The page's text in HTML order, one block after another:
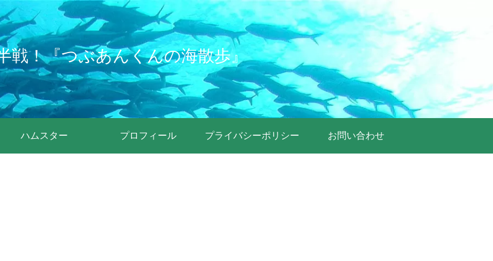
戦！『つぶあんくんの海散歩』
ハムスター プロフィール プライバシーポリシー お問い合わせ